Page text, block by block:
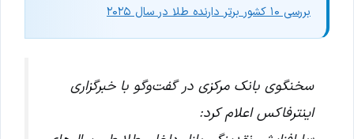
بررسی ۱۰ کشور برتر دارنده طلا در سال ۲۰۲۵
سخنگوی بانک مرکزی در گفت‌وگو با خبرگزاری
اینترفاکس اعلام کرد: